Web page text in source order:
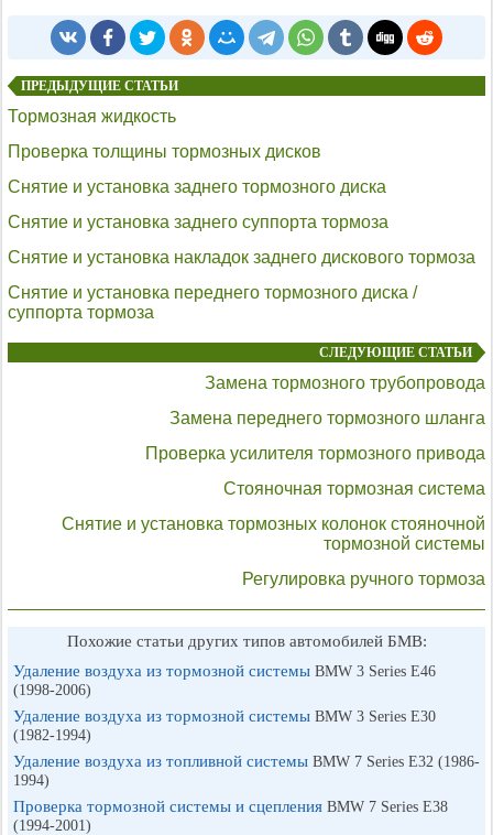
ПРЕДЫДУЩИЕ СТАТЬИ
Тормозная жидкость
Проверка толщины тормозных дисков
Снятие и установка заднего тормозного диска
Снятие и установка заднего суппорта тормоза
Снятие и установка накладок заднего дискового тормоза
Снятие и установка переднего тормозного диска /
суппорта тормоза
СЛЕДУЮЩИЕ СТАТЬИ
Замена тормозного трубопровода
Замена переднего тормозного шланга
Проверка усилителя тормозного привода
Стояночная тормозная система
Снятие и установка тормозных колонок стояночной
тормозной системы
Регулировка ручного тормоза
Похожие статьи других типов автомобилей БМВ:
Удаление воздуха из тормозной системы BMW 3 Series E46
(1998-2006)
Удаление воздуха из тормозной системы BMW 3 Series E30
(1982-1994)
Удаление воздуха из топливной системы BMW 7 Series E32 (1986-
1994)
Проверка тормозной системы и сцепления BMW 7 Series E38
(1994-2001)